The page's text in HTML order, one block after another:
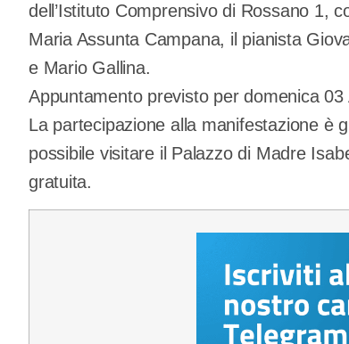
dell’Istituto Comprensivo di Rossano 1,
Maria Assunta Campana, il pianista
e Mario Gallina.
Appuntamento previsto per domenica 03
La partecipazione alla manifestazione è
possibile visitare il Palazzo di Madre
gratuita.